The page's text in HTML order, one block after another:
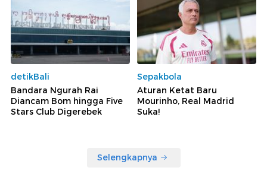
detikBali
Bandara Ngurah Rai
Diancam Bom hingga Five
Stars Club Digerebek
Sepakbola
Aturan Ketat Baru
Mourinho, Real Madrid
Suka!
Selengkapnya